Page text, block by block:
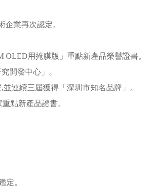
企業再次認定。
OLED用掩膜版」重點新產品榮譽證書。
開發中心」。
連續三屆獲得「深圳市知名品牌」。
點新產品證書。
定。